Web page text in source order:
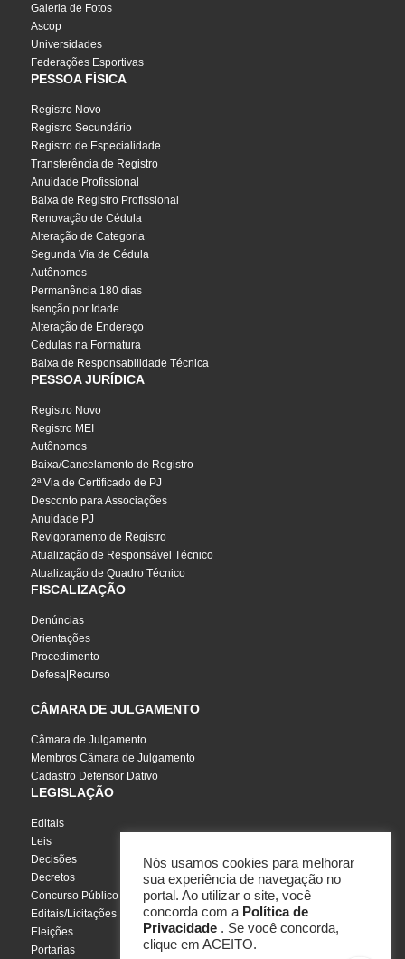
Galeria de Fotos
Ascop
Universidades
Federações Esportivas
PESSOA FÍSICA
Registro Novo
Registro Secundário
Registro de Especialidade
Transferência de Registro
Anuidade Profissional
Baixa de Registro Profissional
Renovação de Cédula
Alteração de Categoria
Segunda Via de Cédula
Autônomos
Permanência 180 dias
Isenção por Idade
Alteração de Endereço
Cédulas na Formatura
Baixa de Responsabilidade Técnica
PESSOA JURÍDICA
Registro Novo
Registro MEI
Autônomos
Baixa/Cancelamento de Registro
2ª Via de Certificado de PJ
Desconto para Associações
Anuidade PJ
Revigoramento de Registro
Atualização de Responsável Técnico
Atualização de Quadro Técnico
FISCALIZAÇÃO
Denúncias
Orientações
Procedimento
Defesa|Recurso
CÂMARA DE JULGAMENTO
Câmara de Julgamento
Membros Câmara de Julgamento
Cadastro Defensor Dativo
LEGISLAÇÃO
Editais
Leis
Decisões
Decretos
Concurso Público
Editais/Licitações
Eleições
Portarias
Nós usamos cookies para melhorar
sua experiência de navegação no
portal. Ao utilizar o site, você
concorda com a Política de
Privacidade . Se você concorda,
clique em ACEITO.